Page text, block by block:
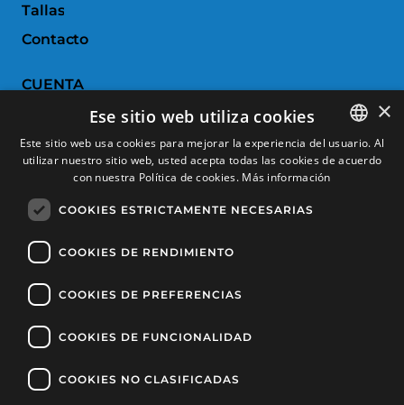
Tallas
Contacto
CUENTA
Historial de pedidos
Devoluciones
Productos favoritos
Comparar productos
SERVICIO AL CLIENTE
Condiciones de Compra
Cambios y devoluciones
Formas de pago
SPANISH
×
Ese sitio web utiliza cookies
Este sitio web usa cookies para mejorar la experiencia del usuario. Al
utilizar nuestro sitio web, usted acepta todas las cookies de acuerdo
con nuestra Política de cookies. Más información
COOKIES ESTRICTAMENTE NECESARIAS
COOKIES DE RENDIMIENTO
COOKIES DE PREFERENCIAS
COOKIES DE FUNCIONALIDAD
COOKIES NO CLASIFICADAS